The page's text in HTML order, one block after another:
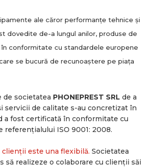
ale căror performanțe tehnice și
dovedite de-a lungul anilor, produse de
conformitate cu standardele europene
se bucură de recunoaștere pe piața
de societatea PHONEPREST SRL de a
servicii de calitate s-au concretizat în
a fost certificată în conformitate cu
referențialului ISO 9001: 2008.
clienții este una flexibilă. Societatea
să realizeze o colaborare cu clienții săi